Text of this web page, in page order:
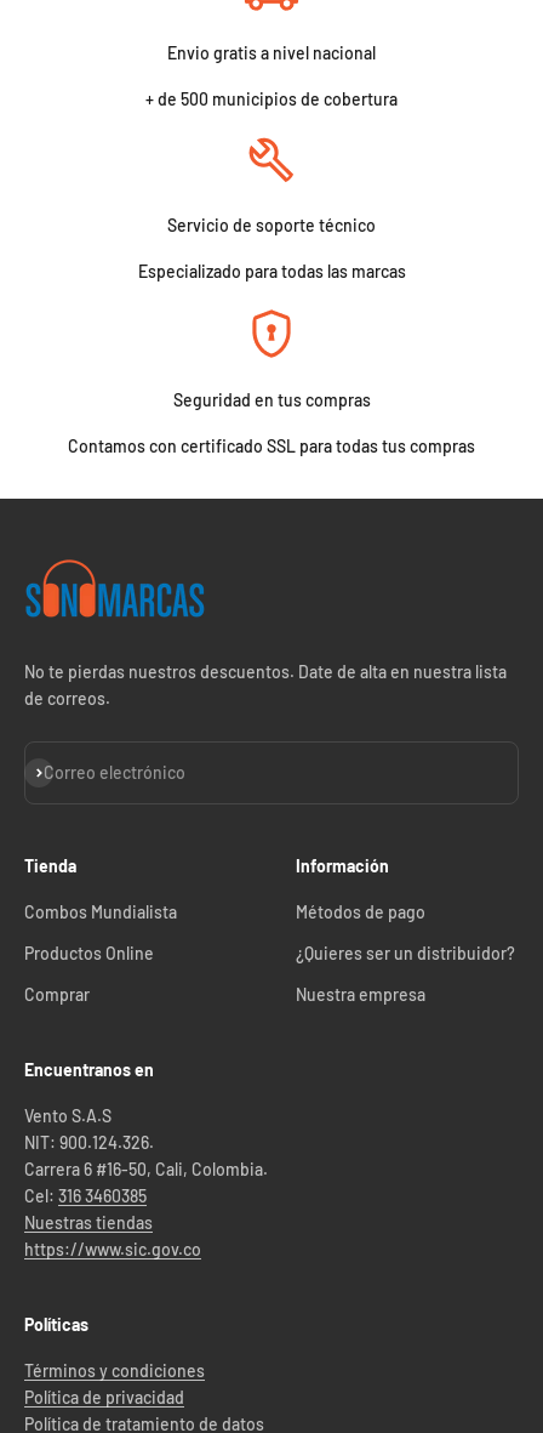
Envio gratis a nivel nacional
+ de 500 municipios de cobertura
Servicio de soporte técnico
Especializado para todas las marcas
Seguridad en tus compras
Contamos con certificado SSL para todas tus compras
No te pierdas nuestros descuentos. Date de alta en nuestra lista
de correos.
Correo electrónico
Suscribirse
Tienda
Combos Mundialista
Productos Online
Comprar
Información
Métodos de pago
¿Quieres ser un distribuidor?
Nuestra empresa
Encuentranos en
Vento S.A.S
NIT: 900.124.326.
Carrera 6 #16-50, Cali, Colombia.
Cel: 316 3460385
Nuestras tiendas
https://www.sic.gov.co
Políticas
Términos y condiciones
Política de privacidad
Política de tratamiento de datos